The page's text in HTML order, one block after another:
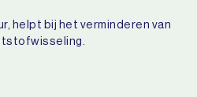
helpt bij het verminderen van